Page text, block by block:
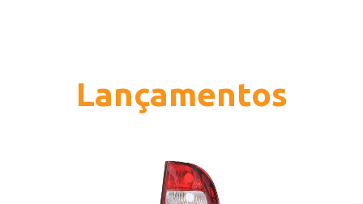
Lançamentos